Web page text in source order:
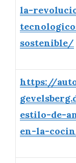
la-
sostenible/
https://
estilo-de-
en-la-